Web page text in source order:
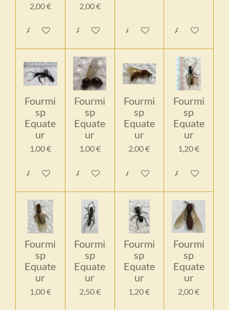
2,00 €
Ajouter au panier
2,00 €
Ajouter au panierAjouter au panierAjouter au
Fourmi
sp
Equate
ur
1,00 €
Ajouter au panier
Fourmi
sp
Equate
ur
1,00 €
Ajouter au panier
Fourmi
sp
Equate
ur
2,00 €
Ajouter au panier
Fourmi
sp
Equate
ur
1,20 €
Ajouter au
Fourmi
sp
Equate
ur
1,00 €
Fourmi
sp
Equate
ur
2,50 €
Fourmi
sp
Equate
ur
1,20 €
Fourmi
sp
Equate
ur
2,00 €